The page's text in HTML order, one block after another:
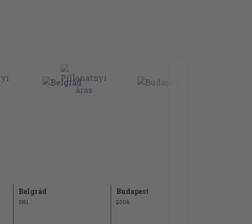
Belgrád
1981
Budapest
2006